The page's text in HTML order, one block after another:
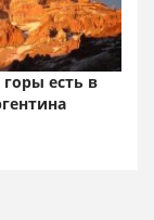
горы есть в